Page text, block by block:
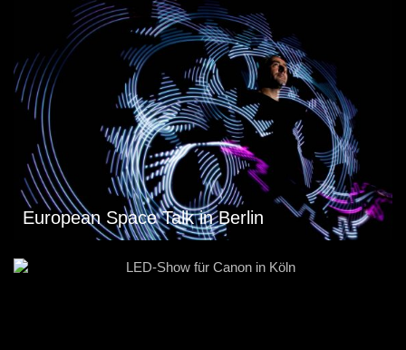
European Space Talk in Berlin